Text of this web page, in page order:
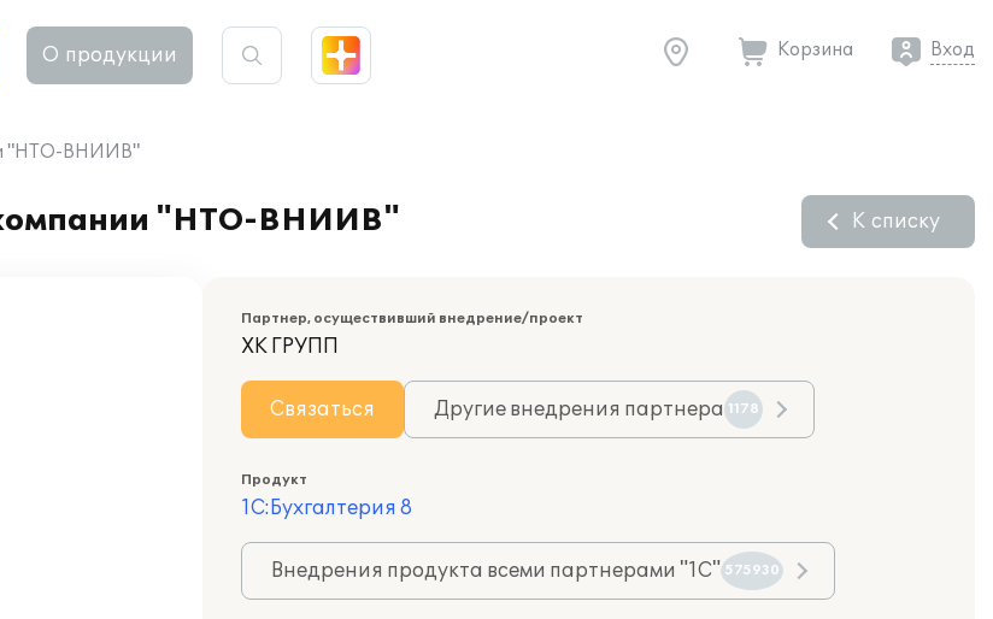
О продукции Корзина Вход
"НТО-ВНИИВ"
компании "НТО-ВНИИВ" К списку
Партнер, осуществивший внедрение/проект
ХК ГРУПП
Связаться Другие внедрения партнера 1178
Продукт
1С:Бухгалтерия 8
Внедрения продукта всеми партнерами "1С" 575930